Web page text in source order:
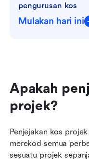
pengurusan kos
Mulakan hari ini
Apakah
projek?
Penjejakan kos
merekod semua
sesuatu projek